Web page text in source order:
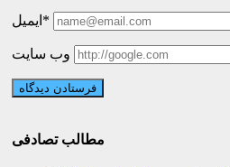
ایمیل*
وب سایت
مطالب تصادفی